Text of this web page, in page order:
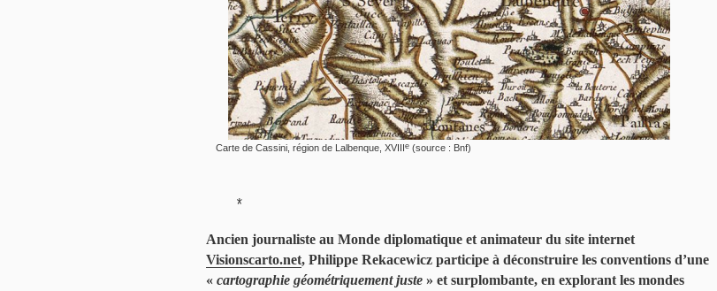
Carte de Cassini, région de Lalbenque, XVIII e (source : Bnf)
*
Ancien journaliste au Monde diplomatique et animateur du site internet
Visionscarto.net, Philippe Rekacewicz participe à déconstruire les conventions d’une
« cartographie géométriquement juste » et surplombante, en explorant les mondes